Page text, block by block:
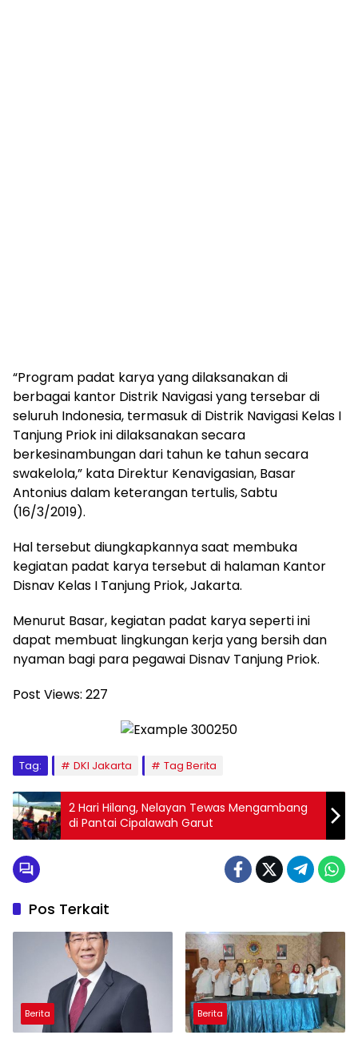
“Program padat karya yang dilaksanakan di
berbagai kantor Distrik Navigasi yang tersebar di
seluruh Indonesia, termasuk di Distrik Navigasi Kelas I
Tanjung Priok ini dilaksanakan secara
berkesinambungan dari tahun ke tahun secara
swakelola,” kata Direktur Kenavigasian, Basar
Antonius dalam keterangan tertulis, Sabtu
(16/3/2019).
Hal tersebut diungkapkannya saat membuka
kegiatan padat karya tersebut di halaman Kantor
Disnav Kelas I Tanjung Priok, Jakarta.
Menurut Basar, kegiatan padat karya seperti ini
dapat membuat lingkungan kerja yang bersih dan
nyaman bagi para pegawai Disnav Tanjung Priok.
Post Views: 227
Tag: DKI Jakarta Tag Berita
2 Hari Hilang, Nelayan Tewas Mengambang
di Pantai Cipalawah Garut
Pos Terkait
Berita Berita